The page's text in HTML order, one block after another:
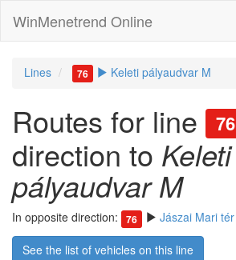
WinMenetrend Online
Lines 76 Keleti pályaudvar M
Routes for line 76
direction to Keleti
pályaudvar M
In opposite direction: 76 Jászai Mari tér
See the list of vehicles on this line